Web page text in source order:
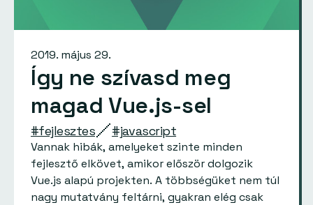
2019. május 29.
Így ne szívasd meg
magad Vue.js-sel
#fejlesztes #javascript
Vannak hibák, amelyeket szinte minden
fejlesztő elkövet, amikor először dolgozik
Vue.js alapú projekten. A többségüket nem túl
nagy mutatvány feltárni, gyakran elég csak